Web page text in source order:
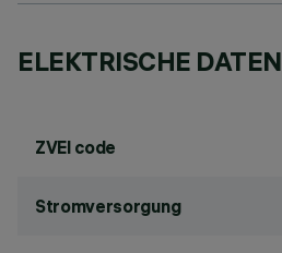
ELEKTRISCHE DATEN
ZVEI code
Stromversorgung